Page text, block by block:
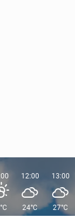
12:00
24°C
13:00
27°C